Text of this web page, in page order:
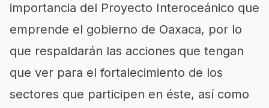
importancia del Proyecto Interoceánico que
emprende el gobierno de Oaxaca, por lo
que respaldarán las acciones que tengan
que ver para el fortalecimiento de los
sectores que participen en éste, así como